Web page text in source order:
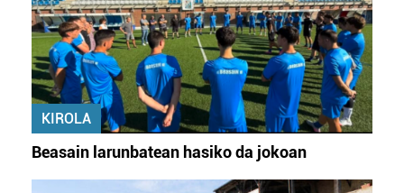
neurtzeko, jendeari buruzko informazioa biltzeko eta
produktuak garatzeko. Zure datuak nork eta zertarako
erabiltzen dituen hauta dezakezu.
Bazkide batzuek ez dizute baimenik eskatzen, eta beren
interes komertzial legitimoetan babesten dira. Ikusi gure
duten interes legitimoa eta horren aurka nola egin
dezakezun ikusteko.
KIROLA
Beasain larunbatean hasiko da jokoan